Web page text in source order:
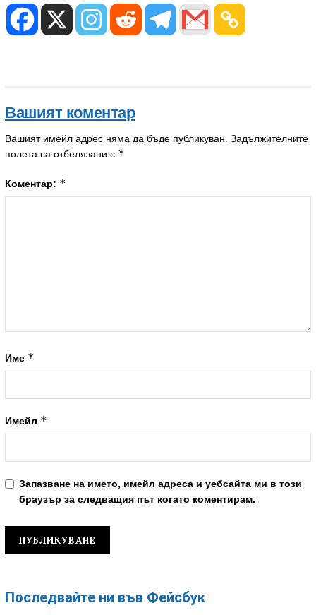
Вашият коментар
Вашият имейл адрес няма да бъде публикуван. Задължителните
полета са отбелязани с *
Коментар: *
Име *
Имейл *
Запазване на името, имейл адреса и уебсайта ми в този
браузър за следващия път когато коментирам.
Последвайте ни във Фейсбук